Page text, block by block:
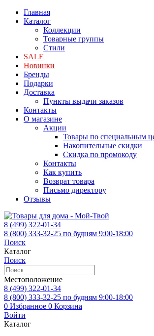
Главная
Каталог
Коллекции
Товарные группы
Стили
SALE
Новинки
Бренды
Подарки
Доставка
Пункты выдачи заказов
Контакты
О магазине
Акции
Товары по специальным
Накопительные скидки
Скидка по промокоду
Контакты
Как купить
Возврат товара
Письмо директору
Отзывы
8 (499) 322-01-34
8 (800) 333-32-25 по будням 9:00-18:00
Поиск
Каталог
Поиск
Местоположение
8 (499) 322-01-34
8 (800) 333-32-25 по будням 9:00-18:00
0 Избранное 0 Корзина
Войти
Каталог